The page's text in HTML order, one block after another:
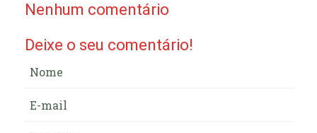
Nenhum comentário
Deixe o seu comentário!